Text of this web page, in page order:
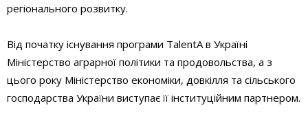
регіонального розвитку.
Від початку існування програми TalentA в Україні
Міністерство аграрної політики та продовольства, а з
цього року Міністерство економіки, довкілля та сільського
господарства України виступає її інституційним партнером.